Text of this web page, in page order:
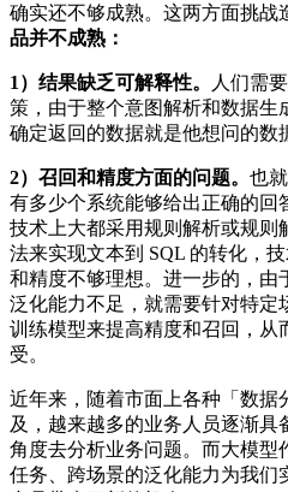
确实还不够成熟。这两方面挑战
品并不成熟：
1）结果缺乏可解释性。
人们需
策，由于整个意图解析和数据生
确定返回的数据就是他想问的数
2）召回和精度方面的问题。 也
有多少个系统能够给出正确的回
技术上大都采用规则解析或规则
法来实现文本到 SQL 的转化，
和精度不够理想。进一步的，由
泛化能力不足，就需要针对特定
训练模型来提高精度和召回，从
受。
近年来，随着市面上各种「数据
及，越来越多的业务人员逐渐具
角度去分析业务问题。而大模型
任务、跨场景的泛化能力为我们